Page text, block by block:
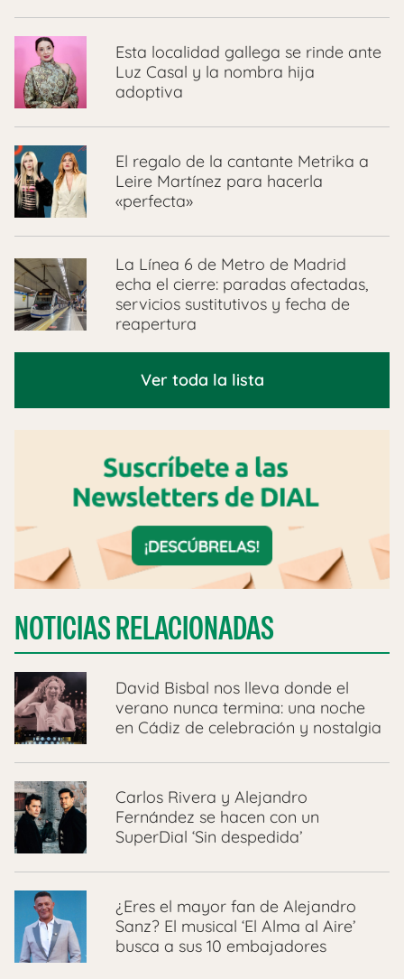
Esta localidad gallega se rinde ante
Luz Casal y la nombra hija
adoptiva
El regalo de la cantante Metrika a
Leire Martínez para hacerla
«perfecta»
La Línea 6 de Metro de Madrid
echa el cierre: paradas afectadas,
servicios sustitutivos y fecha de
reapertura
Ver toda la lista
NOTICIAS RELACIONADAS
David Bisbal nos lleva donde el
verano nunca termina: una noche
en Cádiz de celebración y nostalgia
Carlos Rivera y Alejandro
Fernández se hacen con un
SuperDial ‘Sin despedida’
¿Eres el mayor fan de Alejandro
Sanz? El musical ‘El Alma al Aire’
busca a sus 10 embajadores